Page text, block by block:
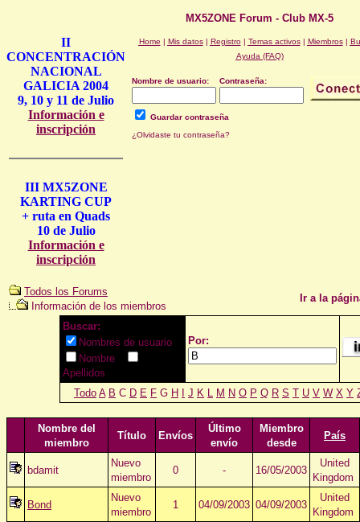
II
CONCENTRACIÓN
NACIONAL
GALICIA 2004
9, 10 y 11 de Julio
Información e
inscripción
III MX5ZONE
KARTING CUP
+ ruta en Quads
10 de Julio
Información e
inscripción
MX5ZONE Forum - Club MX-5
Home | Mis datos| Registro| Temas activos| Miembros|
Ayuda (FAQ)
Nombre de usuario: Contraseña:
Guardar contraseña
¿Olvidaste tu contraseña?
Todos los Forums
Información de los miembros
Ir a la
Buscar:
Nombres de usuario
Nombre
Apellidos
Por:
Todo A B C D E F G H J K L M N O P Q R S T U V W X Y
Nombre del
miembro
Título Envíos
Último
envío
Miembro
desde
País
bdamit
Nuevo
miembro
0 - 16/05/2003
United
Kingdom
Bond
Nuevo
miembro
1 04/09/2003 04/09/2003
United
Kingdom